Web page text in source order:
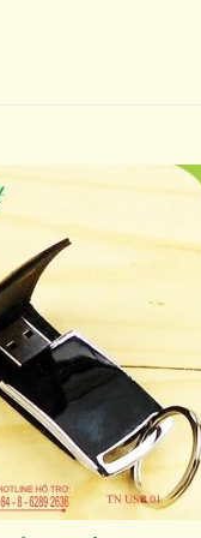
wishlist